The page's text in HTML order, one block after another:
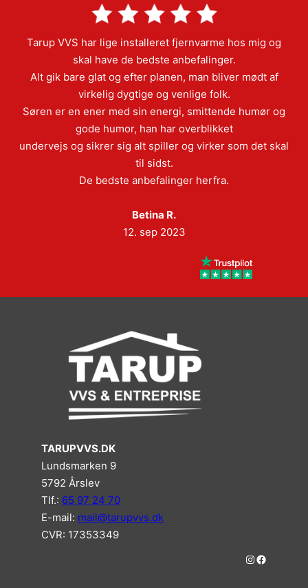
Tarup VVS har lige installeret fjernvarme hos mig og
skal have de bedste anbefalinger.
Alt gik bare glat og efter planen, man bliver mødt af
virkelig dygtige og venlige folk.
Søren er en ener med sin energi, smittende humør og
gode humor, han har overblikket
undervejs og sikrer sig alt spiller og virker som det skal
til sidst.
De bedste anbefalinger herfra.
Betina R.
12. sep 2023
TARUPVVS.DK
Lundsmarken 9
5792 Årslev
Tlf.: 65 97 24 70
E-mail: mail@tarupvvs.dk
CVR: 17353349
# #